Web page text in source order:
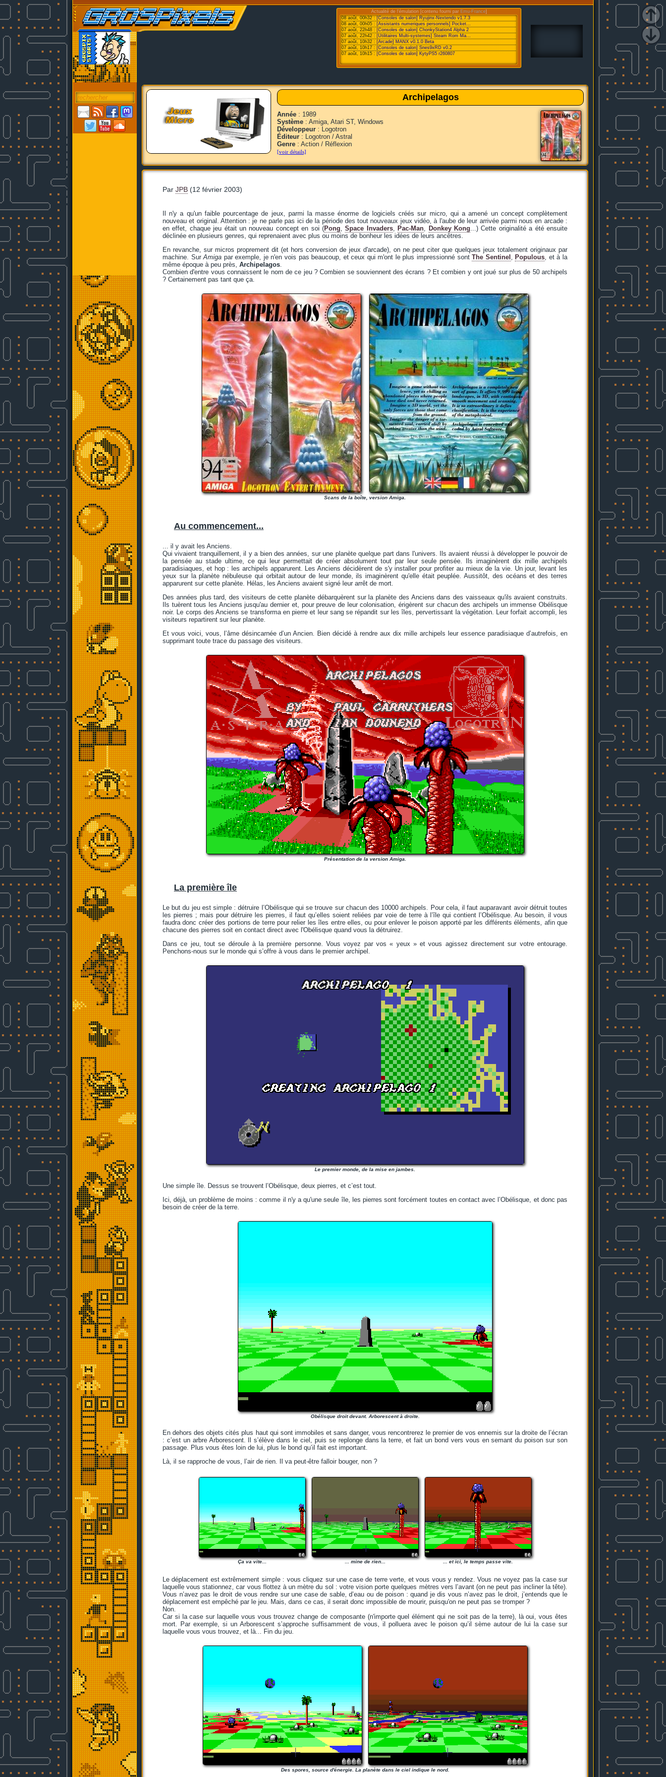
Actualité de l'émulation [contenu fourni par Emu-France]
08 août, 00h32 :[Consoles de salon] Ryujinx-Nextendo v1.7.3
08 août, 00h05 : [Assistants numeriques personnels] Pocket...
07 août, 22h48 : [Consoles de salon] ChonkyStation4 Alpha 2
07 août, 22h42 : [Utilitaires Multi-systemes] Steam Rom Ma...
07 août, 10h32 : [Arcade] MANX v0.1.0 Beta
07 août, 10h17 : [Consoles de salon] Snes9xRD v0.2
07 août, 10h15 : [Consoles de salon] KytyPS5 r260807
Archipelagos
Année : 1989
Système : Amiga, Atari ST, Windows
Développeur : Logotron
Éditeur : Logotron / Astral
Genre : Action / Réflexion
[voir détails]
Par JPB (12 février 2003)
Il n'y a qu'un faible pourcentage de jeux, parmi la masse énorme de logiciels créés sur micro, qui a amené un concept complètement
nouveau et original. Attention : je ne parle pas ici de la période des tout nouveaux jeux vidéo, à l'aube de leur arrivée parmi nous en arcade :
en effet, chaque jeu était un nouveau concept en soi (Pong,Space Invaders, Pac-Man, Donkey Kong...) Cette originalité a été ensuite
déclinée en plusieurs genres, qui reprenaient avec plus ou moins de bonheur les idées de leurs ancêtres.
En revanche, sur micros proprement dit (et hors conversion de jeux d'arcade), on ne peut citer que quelques jeux totalement originaux par
machine. SurAmiga par exemple, je n'en vois pas beaucoup, et ceux qui m'ont le plus impressionné sontThe Sentinel , Populous, et à la
même époque à peu près, Archipelagos.
Combien d'entre vous connaissent le nom de ce jeu ? Combien se souviennent des écrans ? Et combien y ont joué sur plus de 50 archipels
? Certainement pas tant que ça.
Scans de la boîte, version Amiga.
Au commencement...
... il y avait les Anciens.
Qui vivaient tranquillement, il y a bien des années, sur une planète quelque part dans l'univers. Ils avaient réussi à développer le pouvoir de
la pensée au stade ultime, ce qui leur permettait de créer absolument tout par leur seule pensée. Ils imaginèrent dix mille archipels
paradisiaques, et hop : les archipels apparurent. Les Anciens décidèrent de s'y installer pour profiter au mieux de la vie. Un jour, levant les
yeux sur la planète nébuleuse qui orbitait autour de leur monde, ils imaginèrent qu'elle était peuplée. Aussitôt, des océans et des terres
apparurent sur cette planète. Hélas, les Anciens avaient signé leur arrêt de mort.
Des années plus tard, des visiteurs de cette planète débarquèrent sur la planète des Anciens dans des vaisseaux qu'ils avaient construits.
Ils tuèrent tous les Anciens jusqu'au dernier et, pour preuve de leur colonisation, érigèrent sur chacun des archipels un immense Obélisque
noir. Le corps des Anciens se transforma en pierre et leur sang se répandit sur les îles, pervertissant la végétation. Leur forfait accompli, les
visiteurs repartirent sur leur planète.
Et vous voici, vous, l’âme désincarnée d’un Ancien. Bien décidé à rendre aux dix mille archipels leur essence paradisiaque d’autrefois, en
supprimant toute trace du passage des visiteurs.
Présentation de la version Amiga.
La première île
Le but du jeu est simple : détruire l’Obélisque qui se trouve sur chacun des 10000 archipels. Pour cela, il faut auparavant avoir détruit toutes
les pierres ; mais pour détruire les pierres, il faut qu’elles soient reliées par voie de terre à l’île qui contient l’Obélisque. Au besoin, il vous
faudra donc créer des portions de terre pour relier les îles entre elles, ou pour enlever le poison apporté par les différents éléments, afin que
chacune des pierres soit en contact direct avec l'Obélisque quand vous la détruirez.
Dans ce jeu, tout se déroule à la première personne. Vous voyez par vos « yeux » et vous agissez directement sur votre entourage.
Penchons-nous sur le monde qui s’offre à vous dans le premier archipel.
Le premier monde, de la mise en jambes.
Une simple île. Dessus se trouvent l’Obélisque, deux pierres, et c’est tout.
Ici, déjà, un problème de moins : comme il n'y a qu'une seule île, les pierres sont forcément toutes en contact avec l’Obélisque, et donc pas
besoin de créer de la terre.
Obélisque droit devant. Arborescent à droite.
En dehors des objets cités plus haut qui sont immobiles et sans danger, vous rencontrerez le premier de vos ennemis sur la droite de l’écran
: c’est un arbre Arborescent. Il s’élève dans le ciel, puis se replonge dans la terre, et fait un bond vers vous en semant du poison sur son
passage. Plus vous êtes loin de lui, plus le bond qu’il fait est important.
Là, il se rapproche de vous, l’air de rien. Il va peut-être falloir bouger, non ?
Ça va vite... ... mine de rien... ... et ici, le temps passe vite.
Le déplacement est extrêmement simple : vous cliquez sur une case de terre verte, et vous vous y rendez. Vous ne voyez pas la case sur
laquelle vous stationnez, car vous flottez à un mètre du sol : votre vision porte quelques mètres vers l’avant (on ne peut pas incliner la tête).
Vous n’avez pas le droit de vous rendre sur une case de sable, d’eau ou de poison : quand je dis vous n’avez pas le droit, j’entends que le
déplacement est empêché par le jeu. Mais, dans ce cas, il serait donc impossible de mourir, puisqu'on ne peut pas se tromper ?
Non.
Car si la case sur laquelle vous vous trouvez change de composante (n'importe quel élément qui ne soit pas de la terre), là oui, vous êtes
mort. Par exemple, si un Arborescent s’approche suffisamment de vous, il polluera avec le poison qu’il sème autour de lui la case sur
laquelle vous vous trouvez, et là... Fin du jeu.
Des spores, source d'énergie. La planète dans le ciel indique le nord.